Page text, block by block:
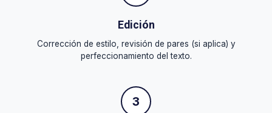
Edición
Corrección de estilo, revisión de pares (si aplica) y
perfeccionamiento del texto.
3